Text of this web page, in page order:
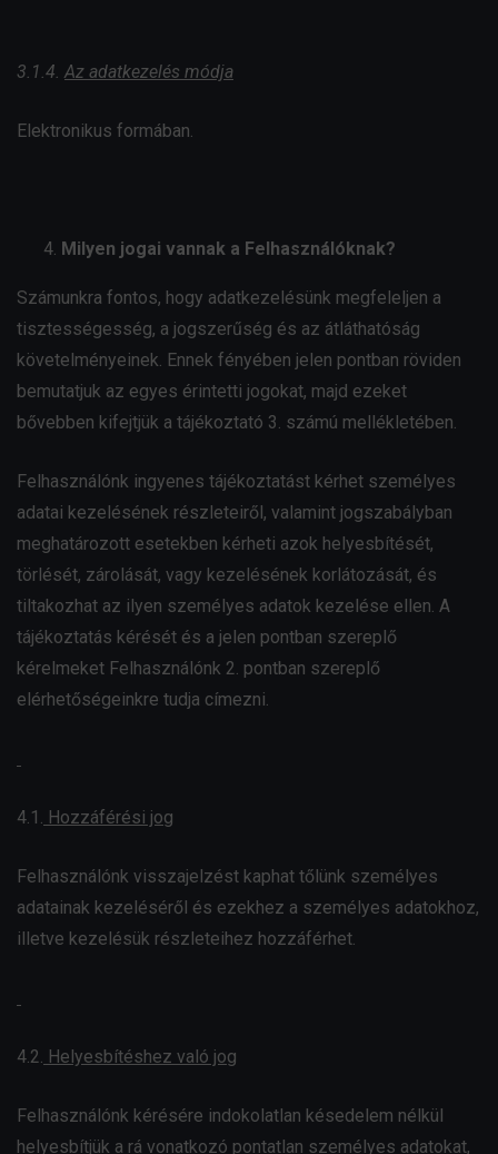
3.1.4. Az adatkezelés módja
Elektronikus formában.
Milyen jogai vannak a Felhasználóknak?
Számunkra fontos, hogy adatkezelésünk megfeleljen a
tisztességesség, a jogszerűség és az átláthatóság
követelményeinek. Ennek fényében jelen pontban röviden
bemutatjuk az egyes érintetti jogokat, majd ezeket
bővebben kifejtjük a tájékoztató 3. számú mellékletében.
Felhasználónk ingyenes tájékoztatást kérhet személyes
adatai kezelésének részleteiről, valamint jogszabályban
meghatározott esetekben kérheti azok helyesbítését,
törlését, zárolását, vagy kezelésének korlátozását, és
tiltakozhat az ilyen személyes adatok kezelése ellen. A
tájékoztatás kérését és a jelen pontban szereplő
kérelmeket Felhasználónk 2. pontban szereplő
elérhetőségeinkre tudja címezni.
4.1. Hozzáférési jog
Felhasználónk visszajelzést kaphat tőlünk személyes
adatainak kezeléséről és ezekhez a személyes adatokhoz,
illetve kezelésük részleteihez hozzáférhet.
4.2. Helyesbítéshez való jog
Felhasználónk kérésére indokolatlan késedelem nélkül
helyesbítjük a rá vonatkozó pontatlan személyes adatokat,